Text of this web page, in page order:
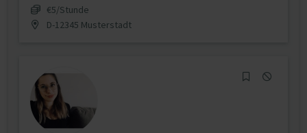
€5/Stunde
D-12345 Musterstadt